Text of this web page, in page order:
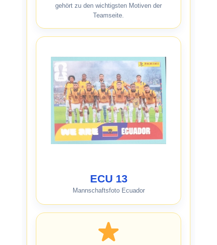
gehört zu den wichtigsten Motiven der
Teamseite.
ECU 13
Mannschaftsfoto Ecuador